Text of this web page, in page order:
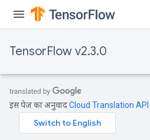
TensorFlow v2.3.0
इस पेज का अनुवादCloud Translation API